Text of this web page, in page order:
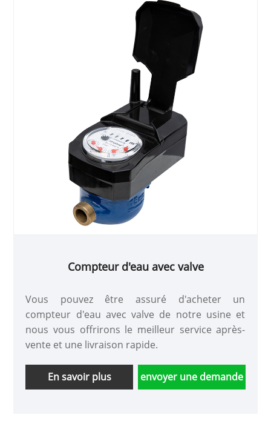
Compteur d'eau avec valve
Vous pouvez être assuré d'acheter un
compteur d'eau avec valve de notre usine et
nous vous offrirons le meilleur service après-
vente et une livraison rapide.
En savoir plus envoyer une demande